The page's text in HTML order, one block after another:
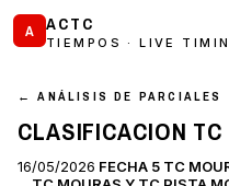
A ACTC
TIEMPOS · LIVE
← ANÁLISIS DE PARCIALES
CLASIFICACION TC
16/05/2026 FECHA 5 TC